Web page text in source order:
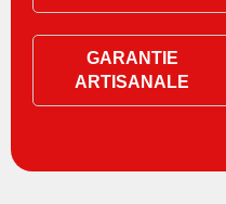
GARANTIE
ARTISANALE